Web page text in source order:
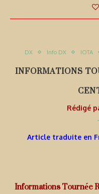
DX Info DX IOTA
INFORMATIONS
Rédigé
Article traduite en
Informations Tournée